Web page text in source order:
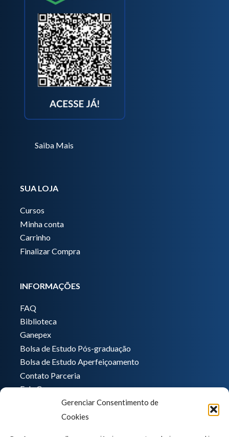
Gerenciar Consentimento de
Cookies
Saiba Mais
SUA LOJA
Cursos
Minha conta
Carrinho
Finalizar Compra
INFORMAÇÕES
FAQ
Biblioteca
Ganepex
Bolsa de Estudo Pós-graduação
Bolsa de Estudo Aperfeiçoamento
Contato Parceria
Fale Conosco